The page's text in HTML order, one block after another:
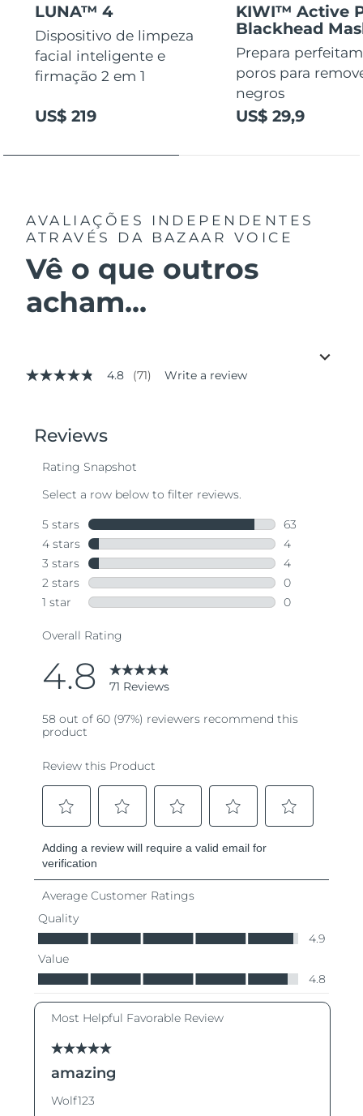
LUNA™ 4
Dispositivo de limpeza
facial inteligente e
firmação 2 em 1
US$ 219
KIWI™ Active
Blackhead
Prepara
poros para
negros
US$ 29,9
AVALIAÇÕES INDEPENDENTES
ATRAVÉS DA BAZAAR VOICE
Vê o que outros
acham...
4.8
stars,
average
value.
Same
page
link.
4.8 (71) Write a review